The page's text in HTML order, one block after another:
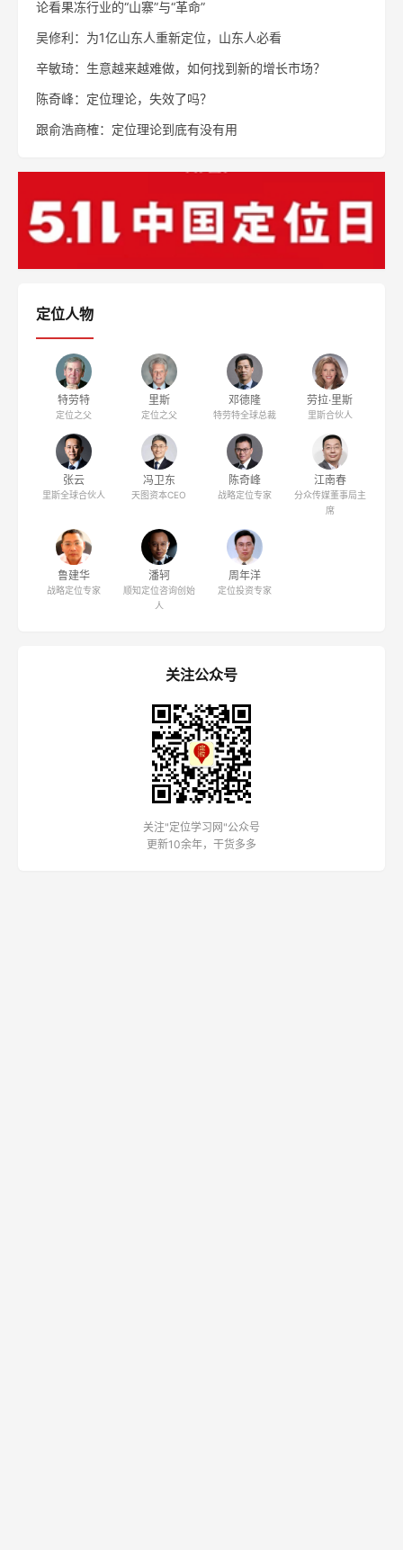
论看果冻行业的“山寨”与“革命”
吴修利：为1亿山东人重新定位，山东人必看
辛敏琦：生意越来越难做，如何找到新的增长市场？
陈奇峰：定位理论，失效了吗？
跟俞浩商榷：定位理论到底有没有用
定位人物
特劳特
定位之父
里斯
定位之父
邓德隆
特劳特全球总裁
劳拉·里斯
里斯合伙人
张云
里斯全球合伙人
冯卫东
天图资本CEO
陈奇峰
战略定位专家
江南春
分众传媒董事局主
席
鲁建华
战略定位专家
潘轲
顺知定位咨询创始
人
周年洋
定位投资专家
关注公众号
关注"定位学习网"公众号
更新10余年，干货多多